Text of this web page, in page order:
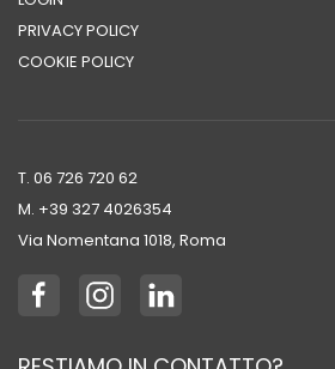
PRIVACY POLICY
COOKIE POLICY
T. 06 726 720 62
M. +39 ‭327 4026354‬
Via Nomentana 1018, Roma